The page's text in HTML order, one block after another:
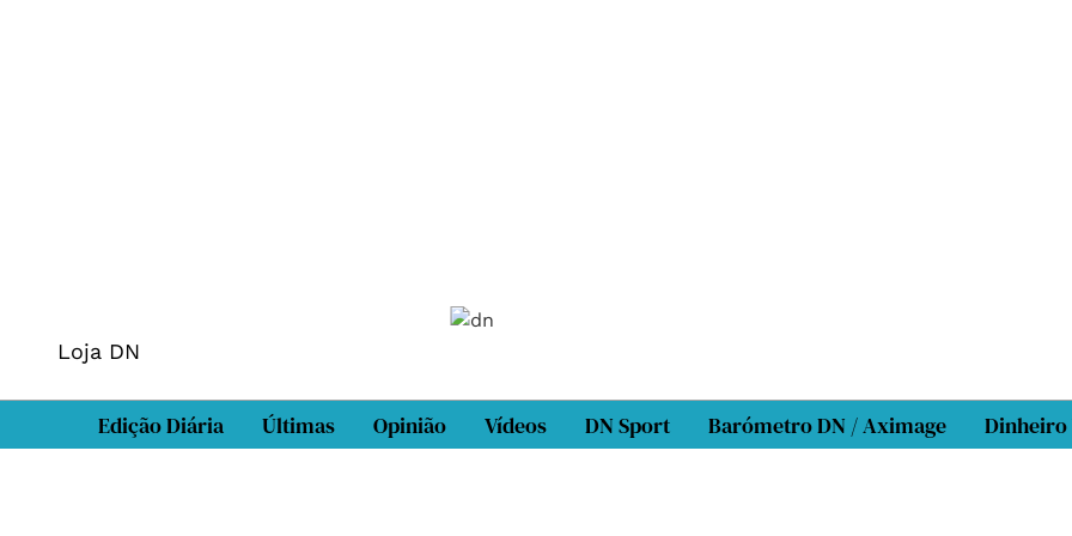
Loja DN
Edição Diária Últimas Opinião Vídeos DN Sport Barómetro DN / Aximage Dinheiro